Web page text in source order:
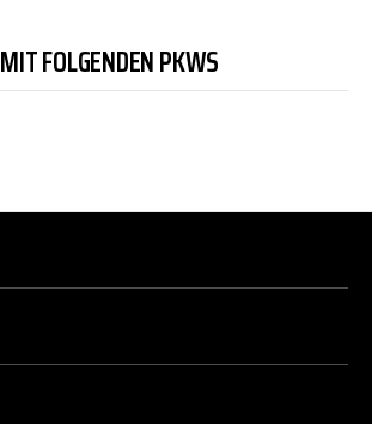
FOLGENDEN PKWS